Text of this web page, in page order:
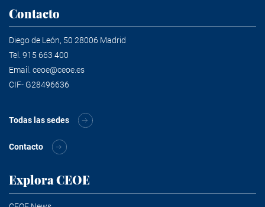
Contacto
Diego de León, 50 28006 Madrid
Tel. 915 663 400
Email. ceoe@ceoe.es
CIF- G28496636
Todas las sedes
Contacto
Explora CEOE